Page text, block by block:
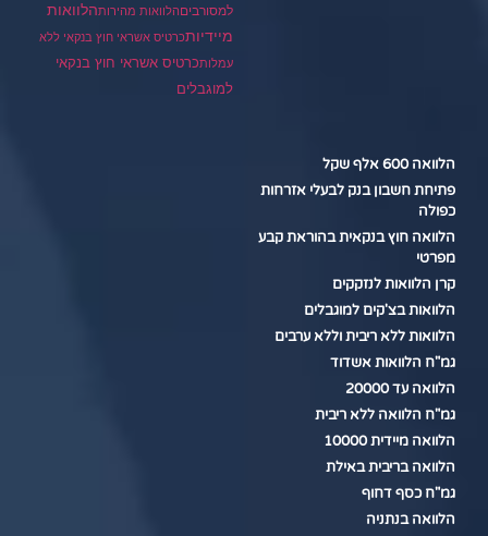
למסורביםהלוואות מהירותהלוואות
מיידיותכרטיס אשראי חוץ בנקאי ללא
עמלותכרטיס אשראי חוץ בנקאי
למוגבלים
הלוואה 600 אלף שקל
פתיחת חשבון בנק לבעלי אזרחות
כפולה
הלוואה חוץ בנקאית בהוראת קבע
מפרטי
קרן הלוואות לנזקקים
הלוואות בצ'קים למוגבלים
הלוואות ללא ריבית וללא ערבים
גמ"ח הלוואות אשדוד
הלוואה עד 20000
גמ"ח הלוואה ללא ריבית
הלוואה מיידית 10000
הלוואה בריבית באילת
גמ"ח כסף דחוף
הלוואה בנתניה